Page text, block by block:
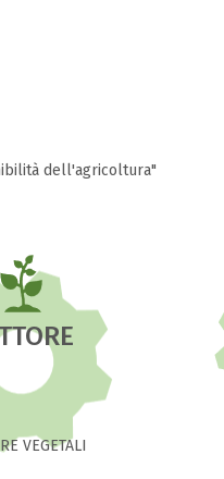
dell'agricoltura"
VEGETALI